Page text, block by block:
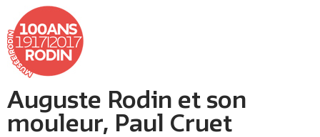
Auguste Rodin et son
mouleur, Paul Cruet